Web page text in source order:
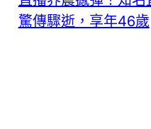
驚傳驟逝，享年46歲